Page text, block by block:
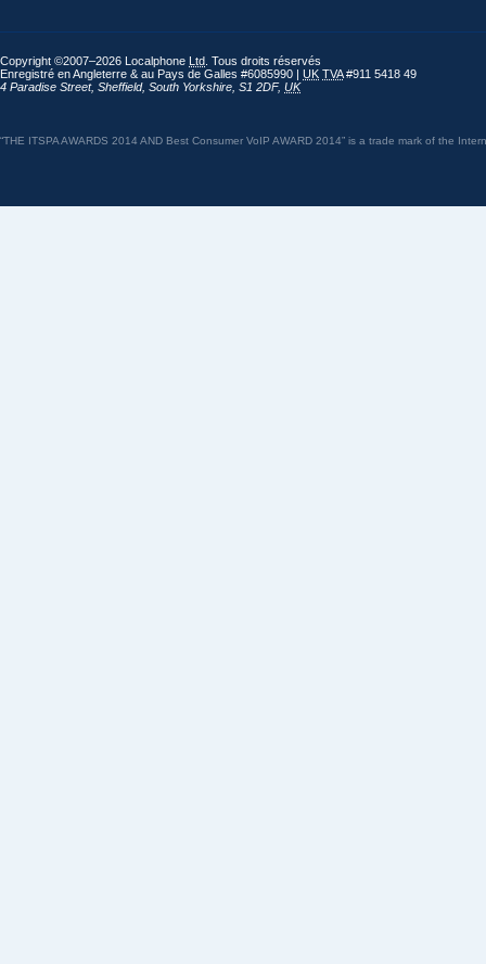
Copyright ©2007–2026 Localphone Ltd . Tous droits réservés
Enregistré en Angleterre & au Pays de Galles #6085990 | UK TVA#911 5418 49
4 Paradise Street, Sheffield, South Yorkshire S1 2DF, UK
“THE ITSPA AWARDS 2014 AND Best Consumer VoIP AWARD 2014” is a trade mark of the